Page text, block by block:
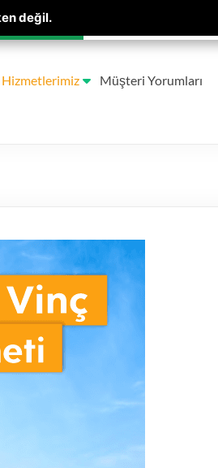
değil.
Hizmetlerimiz Müşteri Yorumları